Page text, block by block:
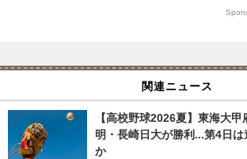
関連ニュース
【高校野球2026夏】東海大
明・長崎日大が勝利...第4日
か